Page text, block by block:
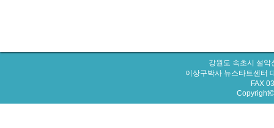
강원도 속초시 설
이상구박사 뉴스타트센터
FAX